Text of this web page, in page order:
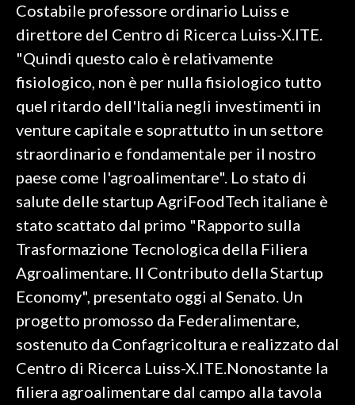
EVENTI
3 MINUTI CON
INSULARITÀ
INFO AZIENDE
ABBONATI
SPIAGGE
Costabile professore ordinario Luiss e
direttore del Centro di Ricerca Luiss-X.ITE.
"Quindi questo calo è relativamente
fisiologico, non è per nulla fisiologico tutto
quel ritardo dell'Italia negli investimenti in
venture capitale e soprattutto in un settore
straordinario e fondamentale per il nostro
paese come l'agroalimentare". Lo stato di
salute delle startup AgriFoodTech italiane è
stato scattato dal primo "Rapporto sulla
Trasformazione Tecnologica della Filiera
Agroalimentare. Il Contributo della Startup
Economy", presentato oggi al Senato. Un
progetto promosso da Federalimentare,
sostenuto da Confagricoltura e realizzato dal
Centro di Ricerca Luiss-X.ITE.Nonostante la
filiera agroalimentare dal campo alla tavola